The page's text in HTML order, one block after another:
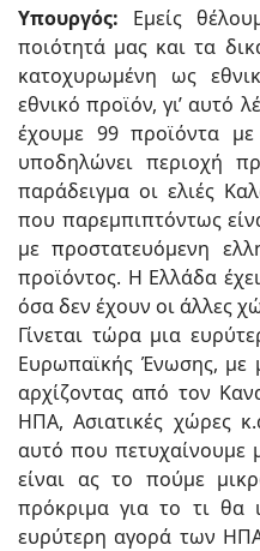
Υπουργός: Εμείς
ποιότητά μας και τα
κατοχυρωμένη ως
εθνικό προϊόν, γι’ αυτό
έχουμε 99 προϊόντα
υποδηλώνει περιοχή
παράδειγμα οι ελιές
που παρεμπιπτόντως
με προστατευόμενη
προϊόντος. Η Ελλάδα
όσα δεν έχουν οι άλλες
Γίνεται τώρα μια
Ευρωπαϊκής Ένωσης, με
αρχίζοντας από τον
ΗΠΑ, Ασιατικές χώρες
αυτό που πετυχαίνουμε
είναι ας το πούμε
πρόκριμα για το τι θα
ευρύτερη αγορά των